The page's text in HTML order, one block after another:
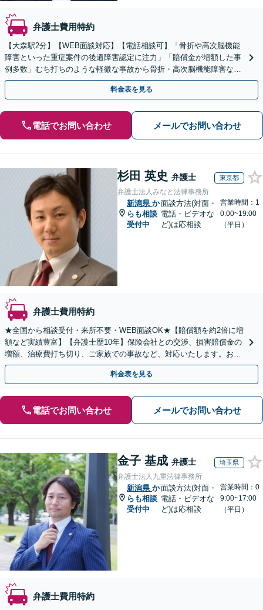
弁護士費用特約
【大森駅2分】【WEB面談対応】【電話相談可】「骨折や高次脳機能
障害といった重症案件の後遺障害認定に注力」「賠償金が増額した事
例多数」むち打ちのような軽微な事故から骨折・高次脳機能障害など
の重症事故まで、事故の規模に関わらず対応いたします
料金表を見る
電話でお問い合わせ メールでお問い合わせ
杉田 英史 弁護士 東京都
弁護士法人みなと法律事務所
新潟県 か
らも相談
受付中
面談方法(対面・
電話・ビデオな
ど)は応相談
営業時間：1
0:00~19:00
（平日）
弁護士費用特約
★全国から相談受付・来所不要・WEB面談OK★【賠償額を約2倍に増
額など実績豊富】【弁護士歴10年】保険会社との交渉、損害賠償金の
増額、治療費打ち切り、ご家族での事故など、対応いたします。お早
めにご相談ください【初回相談・着手金無料】
料金表を見る
電話でお問い合わせ メールでお問い合わせ
金子 基成 弁護士 埼玉県
弁護士法人九重法律事務所
新潟県 か
らも相談
受付中
面談方法(対面・
電話・ビデオな
ど)は応相談
営業時間：0
9:00~17:00
（平日）
弁護士費用特約